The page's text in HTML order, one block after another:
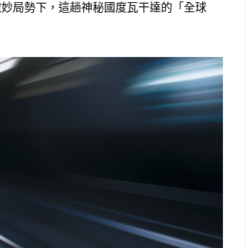
局勢下，這趟神秘國度瓦干達的「全球